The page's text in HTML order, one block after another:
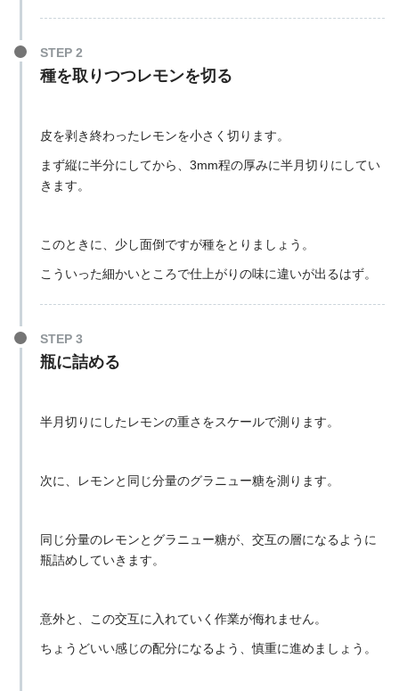
STEP 2
種を取りつつレモンを切る
皮を剥き終わったレモンを小さく切ります。
まず縦に半分にしてから、3mm程の厚みに半月切りにしてい
きます。
このときに、少し面倒ですが種をとりましょう。
こういった細かいところで仕上がりの味に違いが出るはず。
STEP 3
瓶に詰める
半月切りにしたレモンの重さをスケールで測ります。
次に、レモンと同じ分量のグラニュー糖を測ります。
同じ分量のレモンとグラニュー糖が、交互の層になるように
瓶詰めしていきます。
意外と、この交互に入れていく作業が侮れません。
ちょうどいい感じの配分になるよう、慎重に進めましょう。